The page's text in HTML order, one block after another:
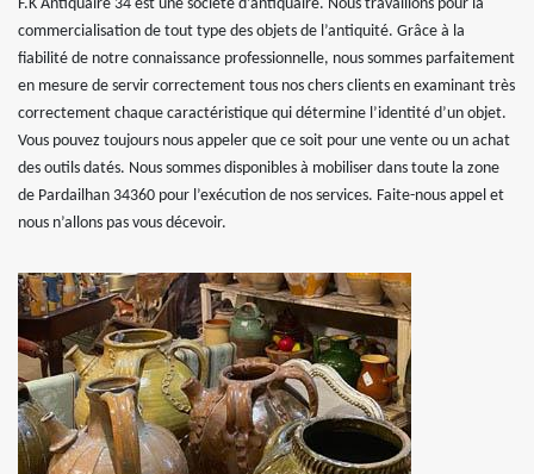
F.K Antiquaire 34 est une société d’antiquaire. Nous travaillons pour la
commercialisation de tout type des objets de l’antiquité. Grâce à la
fiabilité de notre connaissance professionnelle, nous sommes parfaitement
en mesure de servir correctement tous nos chers clients en examinant très
correctement chaque caractéristique qui détermine l’identité d’un objet.
Vous pouvez toujours nous appeler que ce soit pour une vente ou un achat
des outils datés. Nous sommes disponibles à mobiliser dans toute la zone
de Pardailhan 34360 pour l’exécution de nos services. Faite-nous appel et
nous n’allons pas vous décevoir.